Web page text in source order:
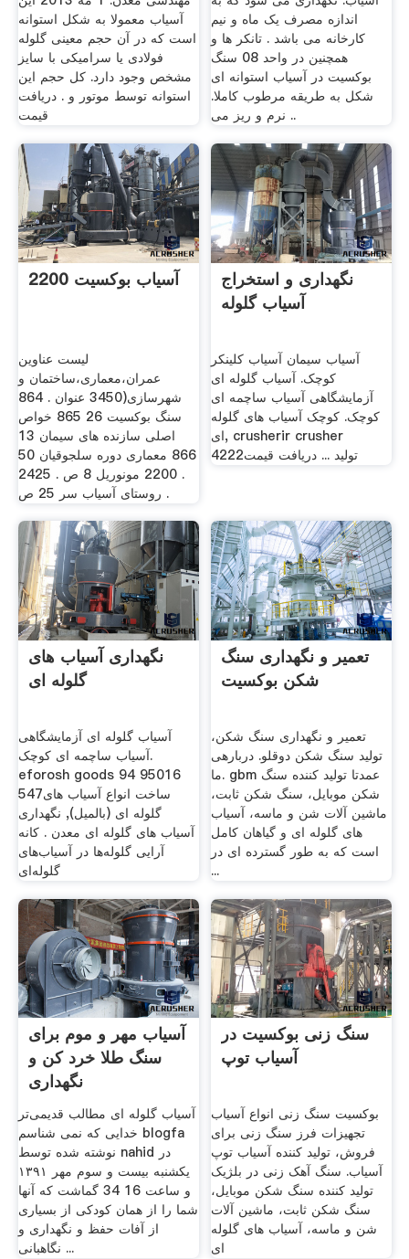
آسیاب معمولا به شکل استوانه
است که در آن حجم معینی گلوله
فولادی یا سرامیکی با سایز
مشخص وجود دارد. کل حجم این
استوانه توسط موتور و . دریافت
قیمت
اندازه مصرف یک ماه و نیم
کارخانه می باشد . تانکر ها و
همچنین در واحد 08 سنگ
بوکسیت در آسیاب استوانه ای
شکل به طریقه مرطوب کاملا.
نرم و ریز می ..
2200 آسیاب بوکسیت
لیست عناوین
عمران،معماری،ساختمان و
شهرسازی(3450 عنوان . 864
سنگ بوکسیت 26 865 خواص
اصلی سازنده های سیمان 13
866 معماری دوره سلجوقیان 50
. 2200 مونوریل 8 ص . 2425
روستای آسیاب سر 25 ص .
نگهداری و استخراج
آسیاب گلوله
آسیاب سیمان آسیاب کلینکر
کوچک. آسیاب گلوله ای
آزمایشگاهی آسیاب ساچمه ای
کوچک. کوچک آسیاب های گلوله
ای, crusherir crusher
4222تولید ... دریافت قیمت
نگهداری آسیاب های
گلوله ای
آسیاب گلوله ای آزمایشگاهی
آسیاب ساچمه ای کوچک.
eforosh goods 94 95016
547ساخت انواع آسیاب های
گلوله ای (بالمیل), نگهداری
آسیاب های گلوله ای معدن . کانه
آرایی گلوله‌ها در آسیاب‌های
گلوله‌ای
تعمیر و نگهداری سنگ
شکن بوکسیت
تعمیر و نگهداری سنگ شکن،
تولید سنگ شکن دوقلو. دربارهی
ما. gbm عمدتا تولید کننده سنگ
شکن موبایل، سنگ شکن ثابت،
ماشین آلات شن و ماسه، آسیاب
های گلوله ای و گیاهان کامل
است که به طور گسترده ای در
...
آسیاب مهر و موم برای
سنگ طلا خرد کن و
نگهداری
آسیاب گلوله ای مطالب قدیمی‌تر
خدایی که نمی شناسم blogfa
نوشته شده توسط nahid در
یکشنبه بیست و سوم مهر ۱۳۹۱
و ساعت 16 34 گماشت که آنها
شما را از همان کودکی از بسیاری
از آفات حفظ و نگهداری و
نگاهبانی ...
سنگ زنی بوکسیت در
آسیاب توپ
بوکسیت سنگ زنی انواع آسیاب
تجهیزات فرز سنگ زنی برای
فروش، تولید کننده آسیاب توپ
آسیاب. سنگ آهک زنی در بلژیک
تولید کننده سنگ شکن موبایل،
سنگ شکن ثابت، ماشین آلات
شن و ماسه، آسیاب های گلوله
ای